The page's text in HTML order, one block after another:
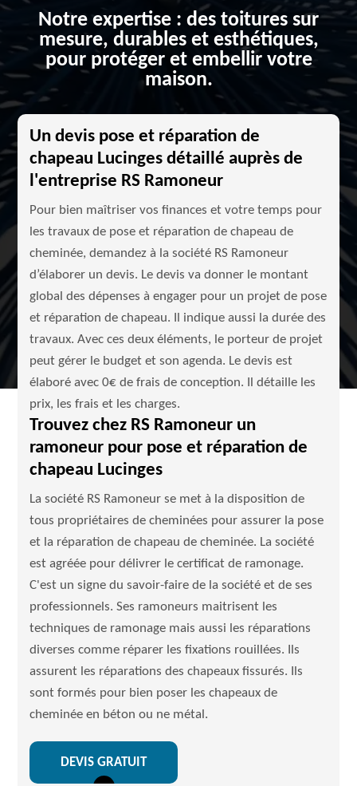
Notre expertise : des toitures sur
mesure, durables et esthétiques,
pour protéger et embellir votre
maison.
Un devis pose et réparation de
chapeau Lucinges détaillé auprès de
l'entreprise RS Ramoneur
Pour bien maîtriser vos finances et votre temps pour
les travaux de pose et réparation de chapeau de
cheminée, demandez à la société RS Ramoneur
d’élaborer un devis. Le devis va donner le montant
global des dépenses à engager pour un projet de pose
et réparation de chapeau. Il indique aussi la durée des
travaux. Avec ces deux éléments, le porteur de projet
peut gérer le budget et son agenda. Le devis est
élaboré avec 0€ de frais de conception. Il détaille les
prix, les frais et les charges.
Trouvez chez RS Ramoneur un
ramoneur pour pose et réparation de
chapeau Lucinges
La société RS Ramoneur se met à la disposition de
tous propriétaires de cheminées pour assurer la pose
et la réparation de chapeau de cheminée. La société
est agréée pour délivrer le certificat de ramonage.
C'est un signe du savoir-faire de la société et de ses
professionnels. Ses ramoneurs maitrisent les
techniques de ramonage mais aussi les réparations
diverses comme réparer les fixations rouillées. Ils
assurent les réparations des chapeaux fissurés. Ils
sont formés pour bien poser les chapeaux de
cheminée en béton ou ne métal.
DEVIS GRATUIT